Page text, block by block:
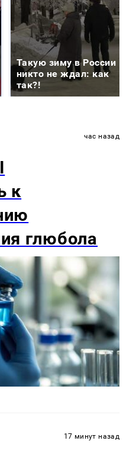
Такую зиму в России
никто не ждал: как
так?!
час назад
к
глюбола
17 минут назад